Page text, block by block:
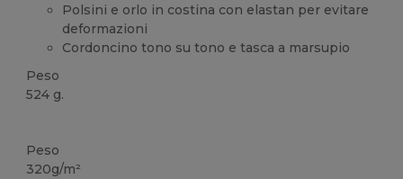
Polsini e orlo in costina con elastan per evitare
deformazioni
Cordoncino tono su tono e tasca a marsupio
Peso
524 g.
Peso
320g/m²